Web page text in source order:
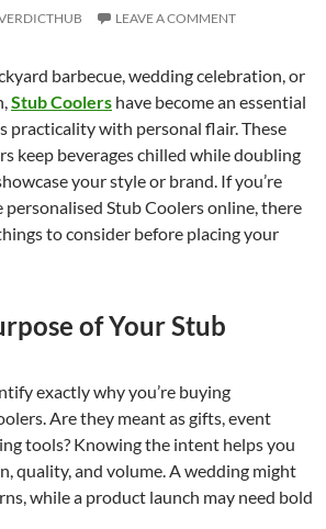
LEAVE A COMMENT
barbecue, wedding celebration, or
Stub Coolers have become an essential
practicality with personal flair. These
keep beverages chilled while doubling
your style or brand. If you’re
personalised Stub Coolers online, there
to consider before placing your
of Your Stub
exactly why you’re buying
Are they meant as gifts, event
tools? Knowing the intent helps you
quality, and volume. A wedding might
while a product launch may need bold